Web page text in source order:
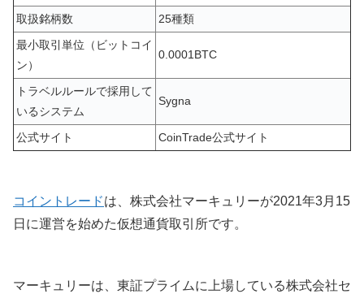
取扱銘柄数
25種類
最小取引単位（ビットコイ
ン）
0.0001BTC
トラベルルールで採用して
いるシステム
Sygna
公式サイト CoinTrade公式サイト
コイントレードは、株式会社マーキュリーが2021年3月15
日に運営を始めた仮想通貨取引所です。
マーキュリーは、東証プライムに上場している株式会社セ